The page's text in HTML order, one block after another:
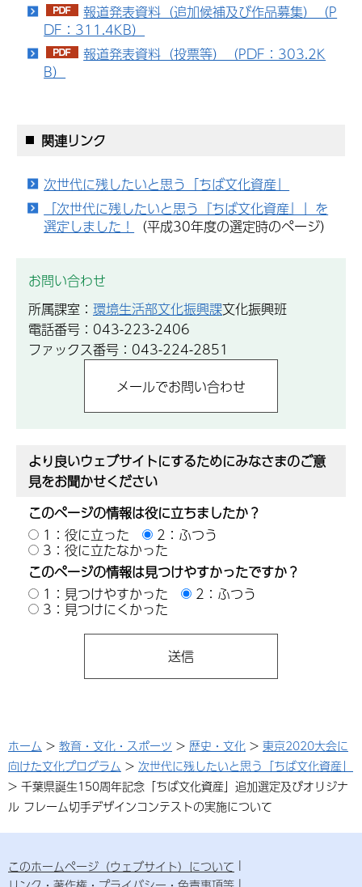
報道発表資料（追加候補及び作品募集）（P
DF：311.4KB）
報道発表資料（投票等）（PDF：303.2K
B）
関連リンク
次世代に残したいと思う「ちば文化資産」
「次世代に残したいと思う『ちば文化資産』」を
選定しました！
（平成30年度の選定時のページ）
お問い合わせ
所属課室： 環境生活部文化振興課文化振興班
電話番号：043-223-2406
ファックス番号：043-224-2851
より良いウェブサイトにするためにみなさまのご意
見をお聞かせください
このページの情報は役に立ちましたか？
1：役に立った
2：ふつう
3：役に立たなかった
このページの情報は見つけやすかったですか？
1：見つけやすかった
2：ふつう
3：見つけにくかった
ホーム > 教育・文化・スポーツ > 歴史・文化 > 東京2020大会に
向けた文化プログラム > 次世代に残したいと思う「ちば文化資産」
> 千葉県誕生150周年記念「ちば文化資産」追加選定及びオリジナ
ル フレーム切手デザインコンテストの実施について
このホームページ（ウェブサイト）について